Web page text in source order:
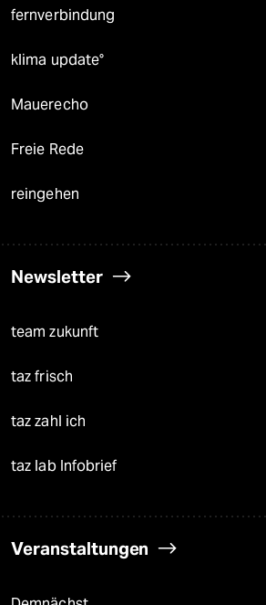
fernverbindung
klima update°
Mauerecho
Freie Rede
reingehen
Newsletter
team zukunft
taz frisch
taz zahl ich
taz lab Infobrief
Veranstaltungen